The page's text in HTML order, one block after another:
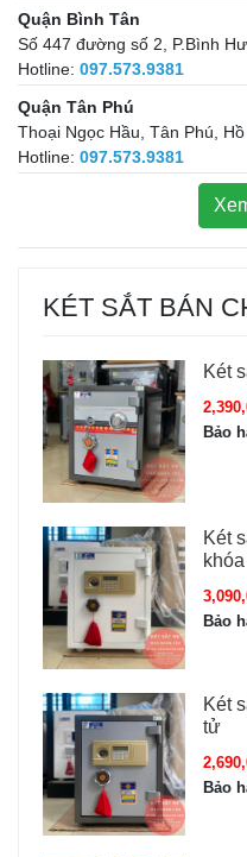
Quận Bình Tân
Số 447 đường số 2, P.Bình
Hotline: 097.573.9381
Quận Tân Phú
Thoại Ngọc Hầu, Tân Phú,
Hotline: 097.573.9381
KÉT SẮT BÁN
Két
Bảo
Két
Bảo
Két
tử
Bảo